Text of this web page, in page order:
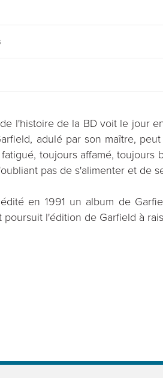
l'histoire de la BD voit le jour
adulé par son maître,
toujours affamé, toujours
pas de s'alimenter et de
en 1991 un album de
l'édition de Garfield à